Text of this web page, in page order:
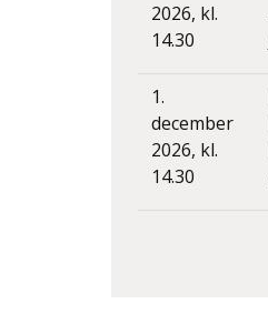
2026, kl.
14.30
1.
december
2026, kl.
14.30